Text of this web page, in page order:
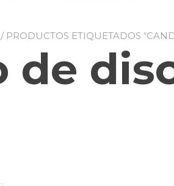
/ PRODUCTOS ETIQUETADOS
de